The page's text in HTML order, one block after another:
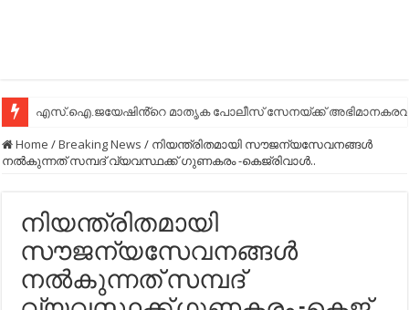
എസ്.ഐ.ജയേഷിൻ്റെ മാതൃക പോലീസ് സേനയ്ക്ക്
Home /Breaking News / നിയന്ത്രിതമായി സൗജന്യസേവനങ്ങള്‍
നല്‍കുന്നത്​ സമ്പദ്​ വ്യവസ്ഥക്ക്​ ഗുണകരം -കെജ്​രിവാള്‍​..
നിയന്ത്രിതമായി
സൗജന്യസേവനങ്ങള്‍
നല്‍കുന്നത്​ സമ്പദ്​